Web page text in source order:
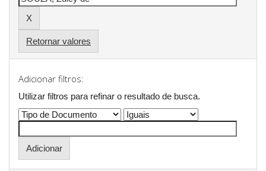
Retornar valores
Adicionar filtros:
Utilizar filtros para refinar o resultado de busca.